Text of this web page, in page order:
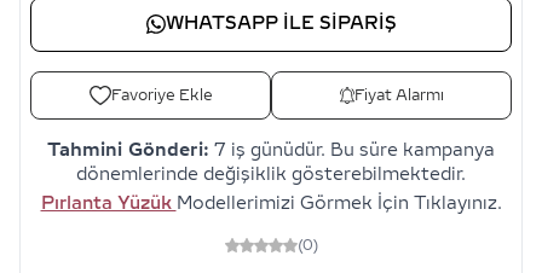
WHATSAPP ILE SIPARIŞ
Favoriye Ekle Fiyat Alarmı
Tahmini Gönderi: 7 iş günüdür. Bu süre kampanya
dönemlerinde değişiklik gösterebilmektedir.
Pırlanta Yüzük Modellerimizi Görmek İçin Tıklayınız.
(0)